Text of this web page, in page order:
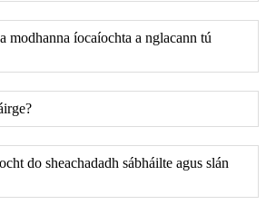
modhanna íocaíochta a nglacann tú
do sheachadadh sábháilte agus slán